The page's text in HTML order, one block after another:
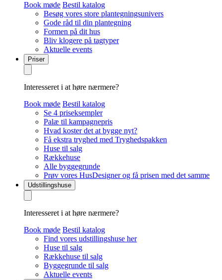
Book møde Bestil katalog
Besøg vores store plantegningsunivers
Gode råd til din plantegning
Formen på dit hus
Bliv klogere på tagtyper
Aktuelle events
Priser
Interesseret i at høre nærmere?
Book møde Bestil katalog
Se 4 priseksempler
Palæ til kampagnepris
Hvad koster det at bygge nyt?
Få ekstra tryghed med Tryghedspakken
Huse til salg
Rækkehuse
Alle byggegrunde
Prøv vores HusDesigner og få prisen med det samme
Udstillingshuse
Interesseret i at høre nærmere?
Book møde Bestil katalog
Find vores udstillingshuse her
Huse til salg
Rækkehuse til salg
Byggegrunde til salg
Aktuelle events